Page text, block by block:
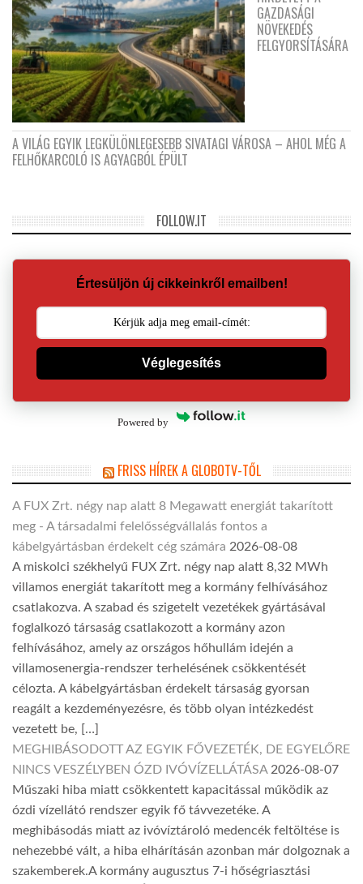
GAZDASÁGI
NÖVEKEDÉS
FELGYORSÍTÁSÁRA
A VILÁG EGYIK LEGKÜLÖNLEGESEBB SIVATAGI VÁROSA – AHOL MÉG A
FELHŐKARCOLÓ IS AGYAGBÓL ÉPÜLT
FOLLOW.IT
Értesüljön új cikkeinkről emailben!
Véglegesítés
Powered by
FRISS HÍREK A GLOBOTV-TŐL
A FUX Zrt. négy nap alatt 8 Megawatt energiát takarított
meg - A társadalmi felelősségvállalás fontos a
kábelgyártásban érdekelt cég számára 2026-08-08
A miskolci székhelyű FUX Zrt. négy nap alatt 8,32 MWh
villamos energiát takarított meg a kormány felhívásához
csatlakozva. A szabad és szigetelt vezetékek gyártásával
foglalkozó társaság csatlakozott a kormány azon
felhívásához, amely az országos hőhullám idején a
villamosenergia-rendszer terhelésének csökkentését
célozta. A kábelgyártásban érdekelt társaság gyorsan
reagált a kezdeményezésre, és több olyan intézkedést
vezetett be, […]
MEGHIBÁSODOTT AZ EGYIK FŐVEZETÉK, DE EGYELŐRE
NINCS VESZÉLYBEN ÓZD IVÓVÍZELLÁTÁSA 2026-08-07
Műszaki hiba miatt csökkentett kapacitással működik az
ózdi vízellátó rendszer egyik fő távvezetéke. A
meghibásodás miatt az ivóvíztároló medencék feltöltése is
nehezebbé vált, a hiba elhárításán azonban már dolgoznak a
szakemberek.A kormány augusztus 7-i hőségriasztási